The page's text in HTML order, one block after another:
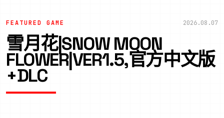
FEATURED GAME 2026.08.07
雪月花|SNOW MOON
FLOWER|VER1.5,官方中文版
+DLC